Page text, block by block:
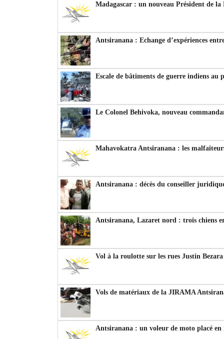
Madagascar : un nouveau Président de
Antsiranana : Echange d’expériences
Escale de bâtiments de guerre indiens au
Le Colonel Behivoka, nouveau
Mahavokatra Antsiranana : les
Antsiranana : décès du conseiller
Antsiranana, Lazaret nord : trois chiens
Vol à la roulotte sur les rues Justin
Vols de matériaux de la JIRAMA
Antsiranana : un voleur de moto placé en